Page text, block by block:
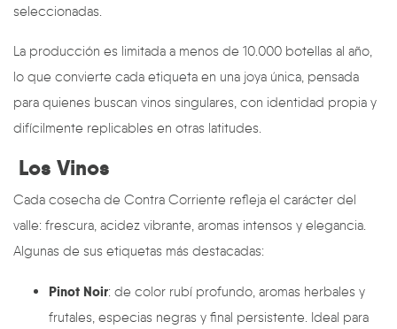
seleccionadas.
La producción es limitada a menos de 10.000 botellas al año,
lo que convierte cada etiqueta en una joya única, pensada
para quienes buscan vinos singulares, con identidad propia y
difícilmente replicables en otras latitudes.
Los Vinos
Cada cosecha de Contra Corriente refleja el carácter del
valle: frescura, acidez vibrante, aromas intensos y elegancia.
Algunas de sus etiquetas más destacadas:
Pinot Noir: de color rubí profundo, aromas herbales y
frutales, especias negras y final persistente. Ideal para